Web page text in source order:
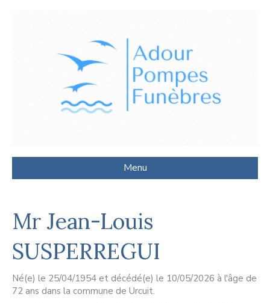
Menu
Mr Jean-Louis
SUSPERREGUI
Né(e) le 25/04/1954 et décédé(e) le 10/05/2026 à l'âge de
72 ans dans la commune de Urcuit.